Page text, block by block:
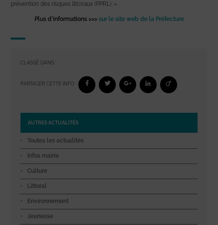
prévention des risques littoraux (PPRL). »
Plus d’informations >>> sur le site web de la Préfecture
CLASSÉ DANS :
PARTAGER CETTE INFO :
AUTRES ACTUALITÉS
Toutes les actualités
Infos mairie
Culture
Littoral
Environnement
Jeunesse